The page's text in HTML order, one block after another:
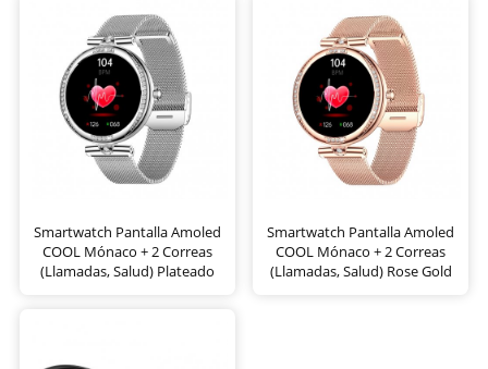
Smartwatch Pantalla Amoled
COOL Mónaco + 2 Correas
(Llamadas, Salud) Plateado
Smartwatch Pantalla Amoled
COOL Mónaco + 2 Correas
(Llamadas, Salud) Rose Gold